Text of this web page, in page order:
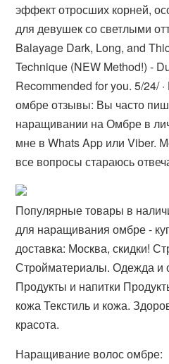
эффект отросших корней,
для девушек со светлыми
Balayage Dark, Long, and
Technique (NEW Method!) -
Recommended for you. 5/24/
омбре отзывы: Вы часто
наращивании на Омбре в
мне в Whats App или Viber.
все вопросы стараюсь
Популярные товары в
для наращивания омбре -
доставка: Москва, скидки!
Стройматериалы. Одежда и
Продукты и напитки
кожа Текстиль и кожа.
красота.
Наращивание волос омбре: